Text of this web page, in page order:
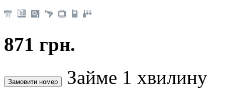
871 грн.
Займе 1 хвилину